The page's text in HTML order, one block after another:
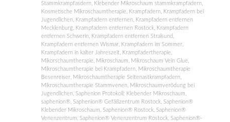
Stammkrampfasdern, Klebender Mikroschaum stammkrampfadern,
Kosmetische Mikroschaumtherapie, Krampfadern, Krampfadern bei
Jugendlichen, Krampfadern entfernen, Krampfadern entfernen
Mecklenburg, Krampfadern entfernen Rostock, Krampfadern
entfernen Schwerin, Krampfadern entfernen Stralsund ,
Krampfadern entfernen Wismar, Krampfadern im Sommer,
Krampfadern in kalter Jahreszeit, Krampfadertherapie,
Mikorschaumtherapie, Mikroschaum, Mikroschaum Vein Glue,
Mikroschaumtherapie bei Krampfadern, Mikroschaumtherapie
Besenreiser, Mikroschaumtherapie Seitenastkrampfadern,
Mikroschaumtherapie Stammvenen, Mikroschaumverödung bei
Jugendlichen, Saphenion Protokoll: Klebender Mikroschaum,
saphenion®, Saphenion® Gefäßzentrum Rostock, Saphenion®
Klebender Mikroschaum, Saphenion® Rostock, Saphenion®
Venenzentrum, Saphenion® Venenzentrum Rostock, Saphenion®-